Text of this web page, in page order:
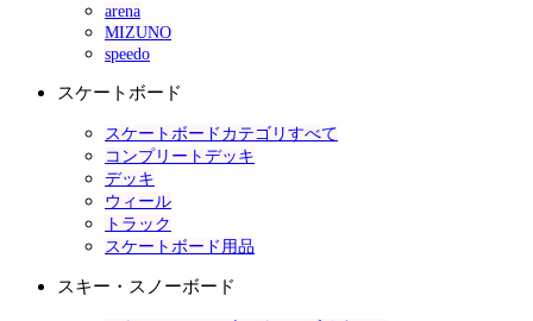
arena
MIZUNO
speedo
スケートボード
スケートボードカテゴリすべて
コンプリートデッキ
デッキ
ウィール
トラック
スケートボード用品
スキー・スノーボード